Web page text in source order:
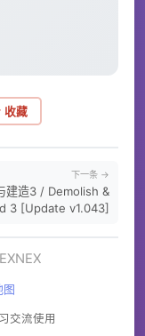
藏
下一条 →
建造3 / Demolish &
3 [Update v1.043]
图
交流使用